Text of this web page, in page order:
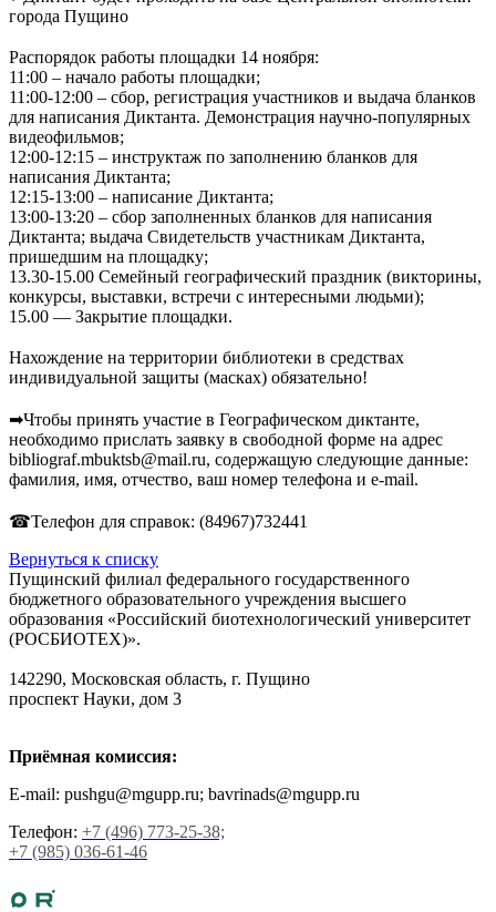
города Пущино
Распорядок работы площадки 14 ноября:
11:00 – начало работы площадки;
11:00-12:00 – сбор, регистрация участников и выдача бланков
для написания Диктанта. Демонстрация научно-популярных
видеофильмов;
12:00-12:15 – инструктаж по заполнению бланков для
написания Диктанта;
12:15-13:00 – написание Диктанта;
13:00-13:20 – сбор заполненных бланков для написания
Диктанта; выдача Свидетельств участникам Диктанта,
пришедшим на площадку;
13.30-15.00 Семейный географический праздник (викторины,
конкурсы, выставки, встречи с интересными людьми);
15.00 — Закрытие площадки.
Нахождение на территории библиотеки в средствах
индивидуальной защиты (масках) обязательно!
➡Чтобы принять участие в Географическом диктанте,
необходимо прислать заявку в свободной форме на адрес
bibliograf.mbuktsb@mail.ru, содержащую следующие данные:
фамилия, имя, отчество, ваш номер телефона и e-mail.
☎Телефон для справок: (84967)732441
Вернуться к списку
Пущинский филиал федерального государственного
бюджетного образовательного учреждения высшего
образования «Российский биотехнологический университет
(РОСБИОТЕХ)».
142290, Московская область, г. Пущино
проспект Науки, дом 3
Приёмная комиссия:
E-mail: pushgu@mgupp.ru; bavrinads@mgupp.ru
Телефон: +7 (496) 773-25-38;
+7 (985) 036-61-46